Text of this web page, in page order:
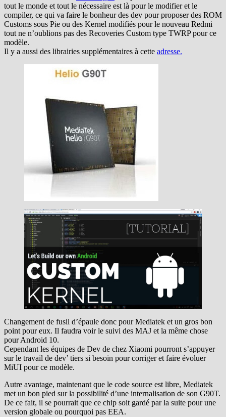
tout le monde et tout le nécessaire est là pour le modifier et le
compiler, ce qui va faire le bonheur des dev pour proposer des ROM
Customs sous Pie ou des Kernel modifiés pour le nouveau Redmi
tout ne n’oublions pas des Recoveries Custom type TWRP pour ce
modèle.
Il y a aussi des librairies supplémentaires à cette adresse.
Changement de fusil d’épaule donc pour Mediatek et un gros bon
point pour eux. Il faudra voir le suivi des MAJ et la même chose
pour Android 10.
Cependant les équipes de Dev de chez Xiaomi pourront s’appuyer
sur le travail de dev’ tiers si besoin pour corriger et faire évoluer
MiUI pour ce modèle.
Autre avantage, maintenant que le code source est libre, Mediatek
met un bon pied sur la possibilité d’une internalisation de son G90T.
De ce fait, il se pourrait que ce chip soit gardé par la suite pour une
version globale ou pourquoi pas EEA.